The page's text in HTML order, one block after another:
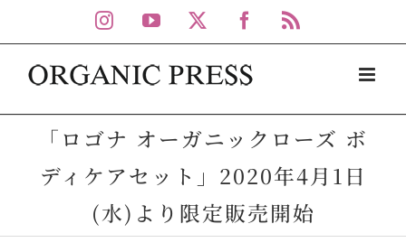
to
content
Instagram
YouTube Facebook
「ロゴナ オーガニックローズ ボ
ディケアセット」2020年4月1日
(水)より限定販売開始